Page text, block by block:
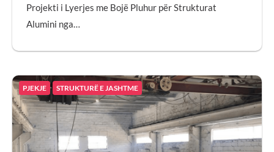
Projekti i Lyerjes me Bojë Pluhur për Strukturat
Alumini nga…
PJEKJE STRUKTURË E JASHTME